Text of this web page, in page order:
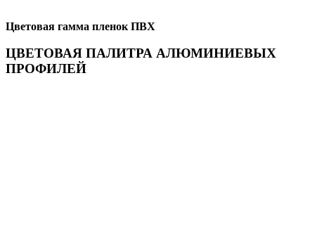
Цветовая гамма пленок ПВХ
ЦВЕТОВАЯ ПАЛИТРА АЛЮМИНИЕВЫХ
ПРОФИЛЕЙ